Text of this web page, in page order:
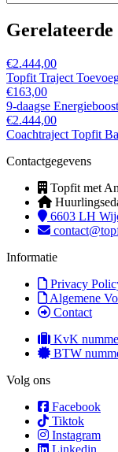
€2.444,00
Topfit Traject
€163,00
9-daagse
€2.444,00
Coachtraject Topfit
Contactgegevens
Topfit met
6603 LH
Informatie
Privacy
Algemene
Contact
KvK
BTW
Volg ons
Facebook
Tiktok
Instagram
Linkedin